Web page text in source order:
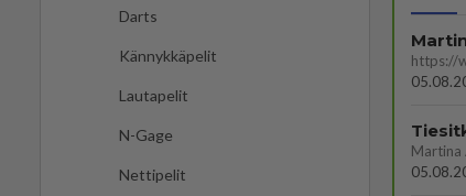
Darts
Kännykkäpelit
Lautapelit
N-Gage
Nettipelit